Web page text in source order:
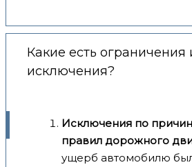
Какие есть ограничения
исключения?
Исключения по
правил дорожного
ущерб автомобилю